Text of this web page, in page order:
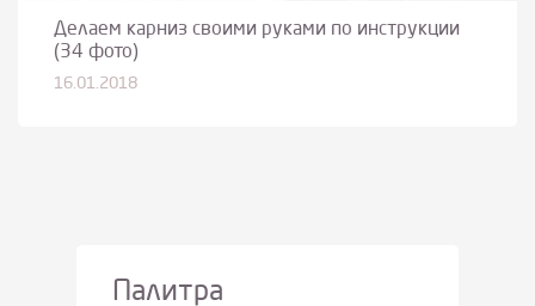
Делаем карниз своими руками по инструкции
(34 фото)
16.01.2018
Палитра